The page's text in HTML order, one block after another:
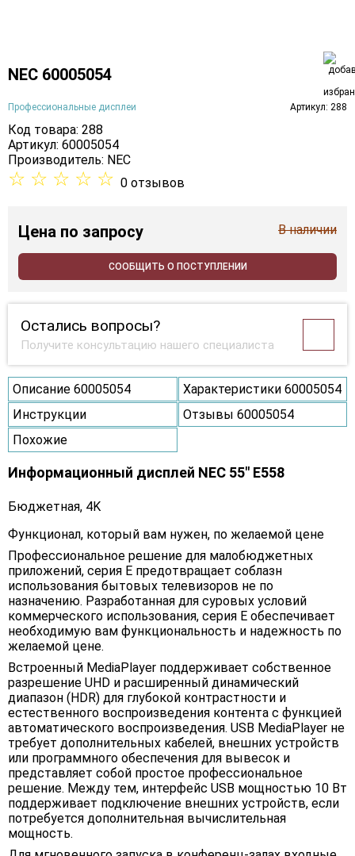
NEC 60005054
Профессиональные дисплеи Артикул: 288
Код товара: 288
Артикул: 60005054
Производитель: NEC
☆ ☆ ☆ ☆ ☆ 0 отзывов
Цена по запросу В наличии
СООБЩИТЬ О ПОСТУПЛЕНИИ
Остались вопросы?
Получите консультацию нашего специалиста
Описание 60005054
Характеристики 60005054
Инструкции
Отзывы 60005054
Похожие
Информационный дисплей NEC 55" E558
Бюджетная, 4K
Функционал, который вам нужен, по желаемой цене
Профессиональное решение для малобюджетных
приложений, серия E предотвращает соблазн
использования бытовых телевизоров не по
назначению. Разработанная для суровых условий
коммерческого использования, серия E обеспечивает
необходимую вам функциональность и надежность по
желаемой цене.
Встроенный MediaPlayer поддерживает собственное
разрешение UHD и расширенный динамический
диапазон (HDR) для глубокой контрастности и
естественного воспроизведения контента с функцией
автоматического воспроизведения. USB MediaPlayer не
требует дополнительных кабелей, внешних устройств
или программного обеспечения для вывесок и
представляет собой простое профессиональное
решение. Между тем, интерфейс USB мощностью 10 Вт
поддерживает подключение внешних устройств, если
потребуется дополнительная вычислительная
мощность.